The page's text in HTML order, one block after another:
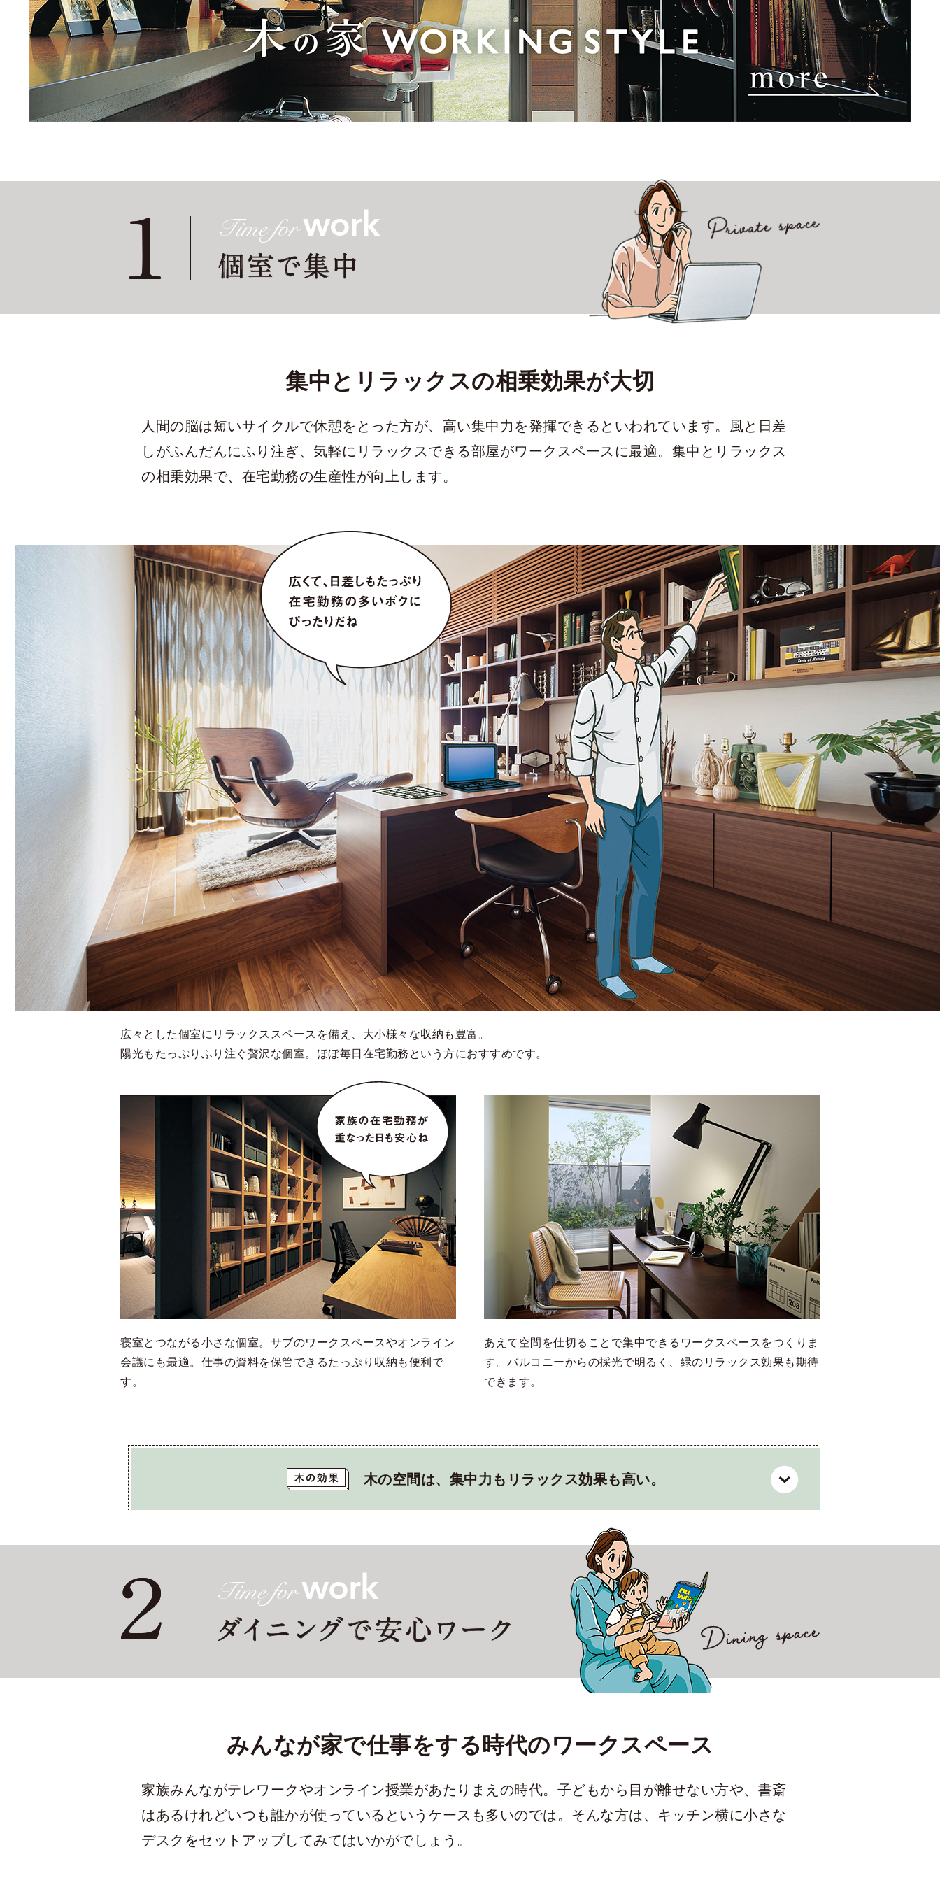
集中とリラックスの相乗効果が大切
人間の脳は短いサイクルで休憩をとった方が、高い集中力を発揮できるといわれています。風と日差
しがふんだんにふり注ぎ、気軽にリラックスできる部屋がワークスペースに最適。集中とリラックス
の相乗効果で、在宅勤務の生産性が向上します。
広々とした個室にリラックススペースを備え、大小様々な収納も豊富。
陽光もたっぷりふり注ぐ贅沢な個室。ほぼ毎日在宅勤務という方におすすめです。
寝室とつながる小さな個室。サブのワークスペースやオンライン
会議にも最適。仕事の資料を保管できるたっぷり収納も便利で
す。
あえて空間を仕切ることで集中できるワークスペースをつくりま
す。バルコニーからの採光で明るく、緑のリラックス効果も期待
できます。
木の空間は、集中力もリラックス効果も高い。
みんなが家で仕事をする時代のワークスペース
家族みんながテレワークやオンライン授業があたりまえの時代。子どもから目が離せない方や、書斎
はあるけれどいつも誰かが使っているというケースも多いのでは。そんな方は、キッチン横に小さな
デスクをセットアップしてみてはいかがでしょう。